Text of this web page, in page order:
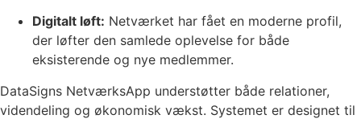
Digitalt løft: Netværket har fået en moderne profil,
der løfter den samlede oplevelse for både
eksisterende og nye medlemmer.
DataSigns NetværksApp understøtter både relationer,
videndeling og økonomisk vækst. Systemet er designet til